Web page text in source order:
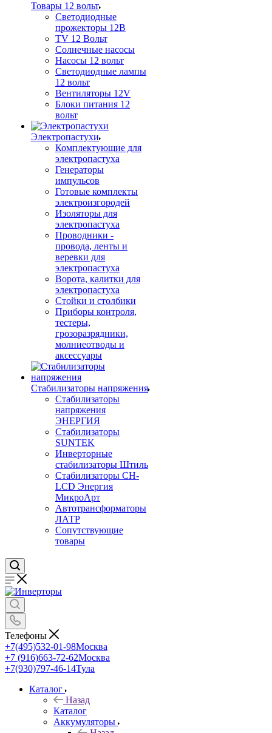
Товары 12 вольт
Светодиодные
прожекторы 12В
TV 12 Вольт
Солнечные насосы
Насосы 12 вольт
Светодиодные лампы
12 вольт
Вентиляторы 12V
Блоки питания 12
вольт
Электропастухи
Комплектующие для
электропастуха
Генераторы
импульсов
Готовые комплекты
электроизгородей
Изоляторы для
электропастуха
Проводники -
провода, ленты и
веревки для
электропастуха
Ворота, калитки для
электропастуха
Стойки и столбики
Приборы контроля,
тестеры,
грозоразрядники,
молниеотводы и
аксессуары
Стабилизаторы напряжения
Стабилизаторы
напряжения
ЭНЕРГИЯ
Стабилизаторы
SUNTEK
Инверторные
стабилизаторы Штиль
Стабилизаторы СН-
LCD Энepгия
МикроАрт
Автотрансформаторы
ЛАТР
Сопутствующие
товары
Телефоны
+7(495)532-01-98Москва
+7 (916)663-72-62Москва
+7(930)797-46-14Тула
Каталог
Назад
Каталог
Аккумуляторы